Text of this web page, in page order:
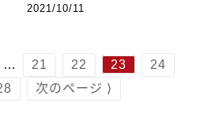
2021/10/11
… 21 22 23
24
次のページ ⟩